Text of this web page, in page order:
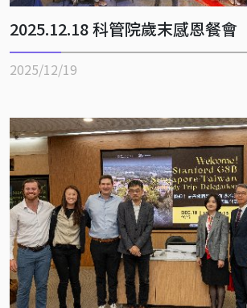
2025.12.18 科管院歲末感恩餐會
2025/12/19